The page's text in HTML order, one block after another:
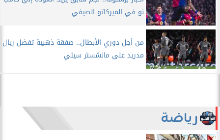
نو في الميركاتو الصيفي
من أجل دوري الأبطال.. صفقة ذهبية تفضل ريال
مدريد على مانشستر سيتي
رياضة